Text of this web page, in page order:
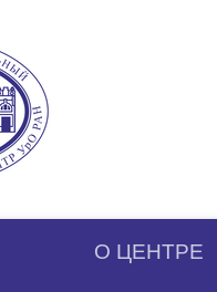
О ЦЕНТРE